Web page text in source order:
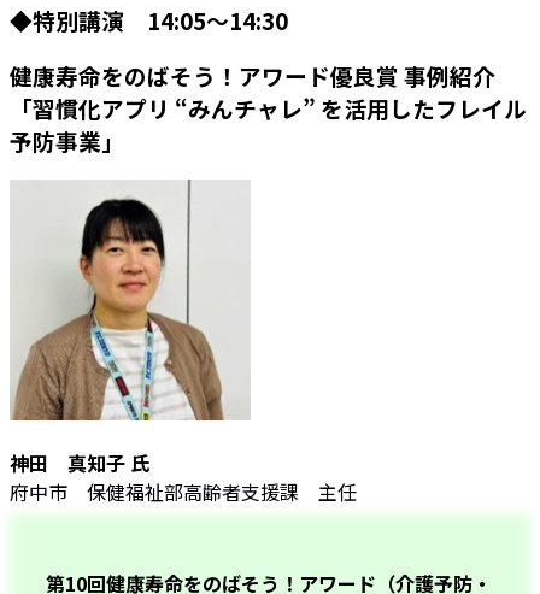
◆特別講演 14:05～14:30
健康寿命をのばそう！アワード優良賞 事例紹介
「習慣化アプリ “みんチャレ” を活用したフレイル
予防事業」
神田 真知子 氏
府中市 保健福祉部高齢者支援課 主任
第10回健康寿命をのばそう！アワード（介護予防・